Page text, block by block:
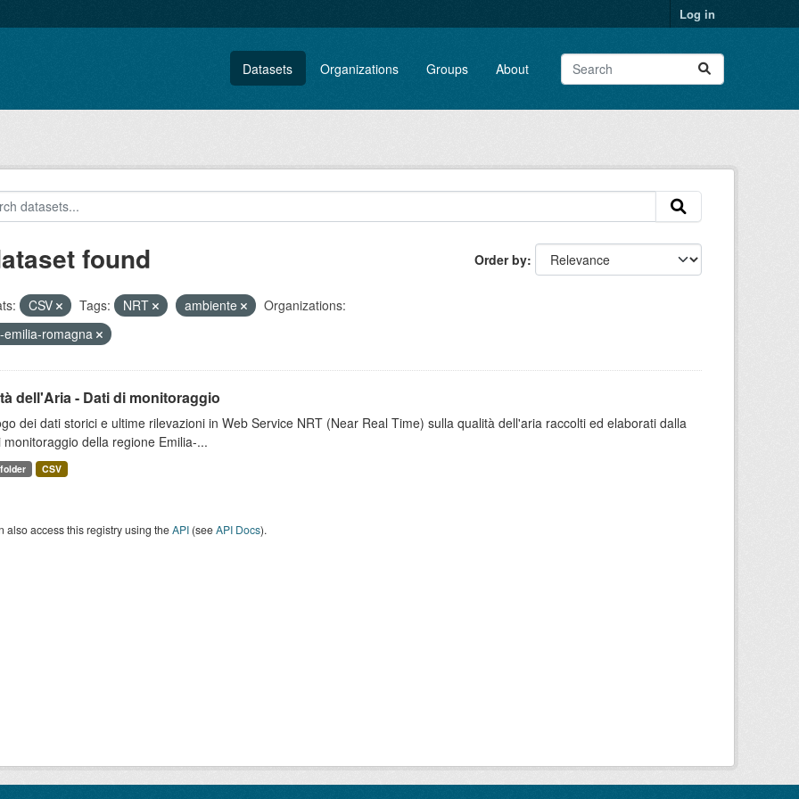
Log in
Datasets Organizations Groups About
Order by
found
CSV Tags: NRT ambiente
Organizations:
emilia-romagna
dell'Aria - Dati di monitoraggio
dei dati storici e ultime rilevazioni in Web Service NRT (Near Real Time) sulla qualità dell'aria raccolti ed elaborati dalla
monitoraggio della regione Emilia-...
CSV
also access this registry using theAPI(seeAPI Docs).